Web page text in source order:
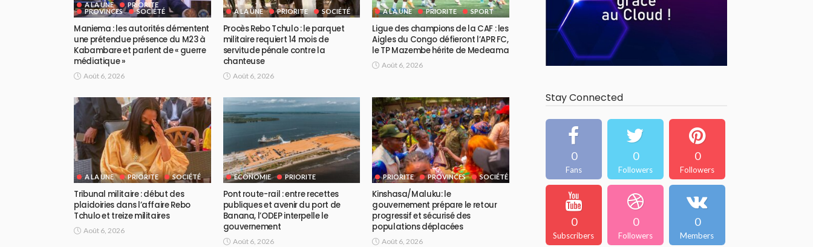
A LA UNE
PRIORITE
PROVINCES
SOCIÉTÉ
Maniema : les autorités démentent
une prétendue présence du M23 à
Kabambare et parlent de « guerre
médiatique »
Août 6, 2026
A LA UNE PRIORITE SOCIÉTÉ
Procès Rebo Tchulo : le parquet
militaire requiert 14 mois de
servitude pénale contre la
chanteuse
Août 6, 2026
A LA UNE PRIORITE SPORT
Ligue des champions de la CAF : les
Aigles du Congo défieront l’APR FC,
le TP Mazembe hérite de Medeama
Août 6, 2026
A LA UNE PRIORITE SOCIÉTÉ
Tribunal militaire : début des
plaidoiries dans l’affaire Rebo
Tchulo et treize militaires
Août 6, 2026
ECONOMIE PRIORITE
Pont route-rail : entre recettes
publiques et avenir du port de
Banana, l’ODEP interpelle le
gouvernement
Août 6, 2026
PRIORITE PROVINCES SOCIÉTÉ
Kinshasa/Maluku: le
gouvernement prépare le retour
progressif et sécurisé des
populations déplacées
Août 6, 2026
Stay Connected
0
Fans
0
Followers
0
Followers
0
Subscribers
0
Followers
0
Members